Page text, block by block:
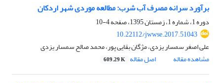
برآورد سرانه مصرف آب شرب: مطالعه موردی شهر اردکان
دوره 1، شماره 1، زمستان 1395، صفحه
4-10
10.22112/jwwse.2017.51043
علی اصغر سمسار یزدی، مژگان بقایی پور، محمد صالح سمسار یزدی
مشاهده مقاله
اصل مقاله 609.29 K